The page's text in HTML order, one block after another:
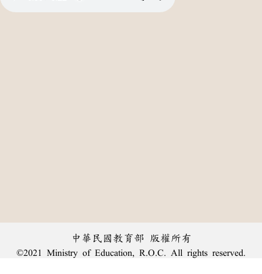
中華民國教育部 版權所有
©2021 Ministry of Education, R.O.C. All rights reserved.